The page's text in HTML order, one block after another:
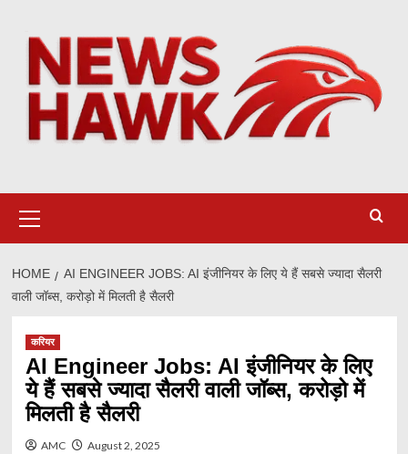
content
Menu
HOME
AI ENGINEER JOBS: AI इंजीनियर के लिए ये हैं सबसे ज्यादा सैलरी
वाली जॉब्स, करोड़ो में मिलती है सैलरी
करियर
AI Engineer Jobs: AI इंजीनियर के लिए
ये हैं सबसे ज्यादा सैलरी वाली जॉब्स, करोड़ो में
मिलती है सैलरी
AMC August 2, 2025